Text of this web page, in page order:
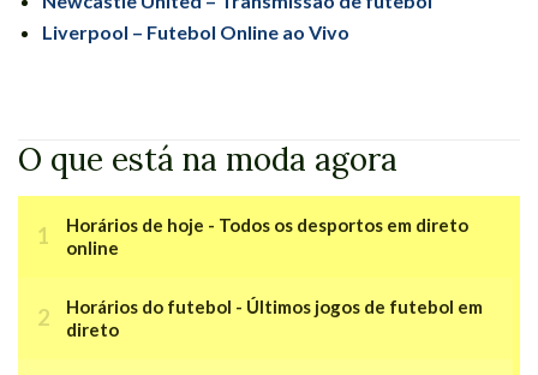
Liverpool – Futebol Online ao Vivo
O que está na moda agora
Horários de hoje - Todos os desportos em direto
online
Horários do futebol - Últimos jogos de futebol em
direto